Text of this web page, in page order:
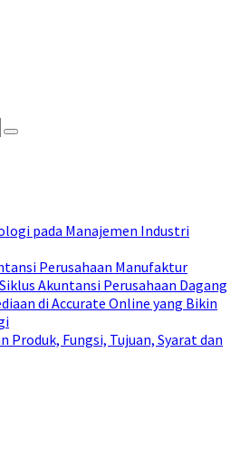
Search
pada Manajemen Industri
Perusahaan Manufaktur
Akuntansi Perusahaan Dagang
di Accurate Online yang Bikin
Produk, Fungsi, Tujuan, Syarat dan